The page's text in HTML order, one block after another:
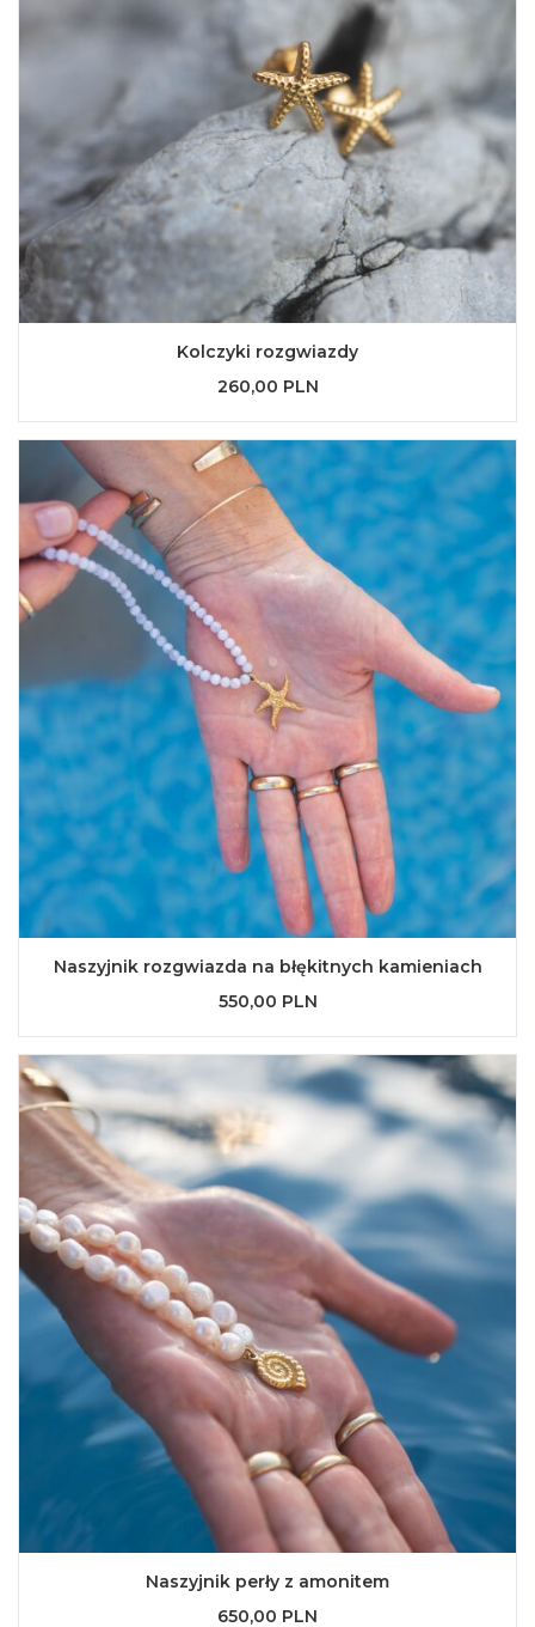
Kolczyki rozgwiazdy
260,00 PLN
Naszyjnik rozgwiazda na błękitnych kamieniach
550,00 PLN
Naszyjnik perły z amonitem
650,00 PLN